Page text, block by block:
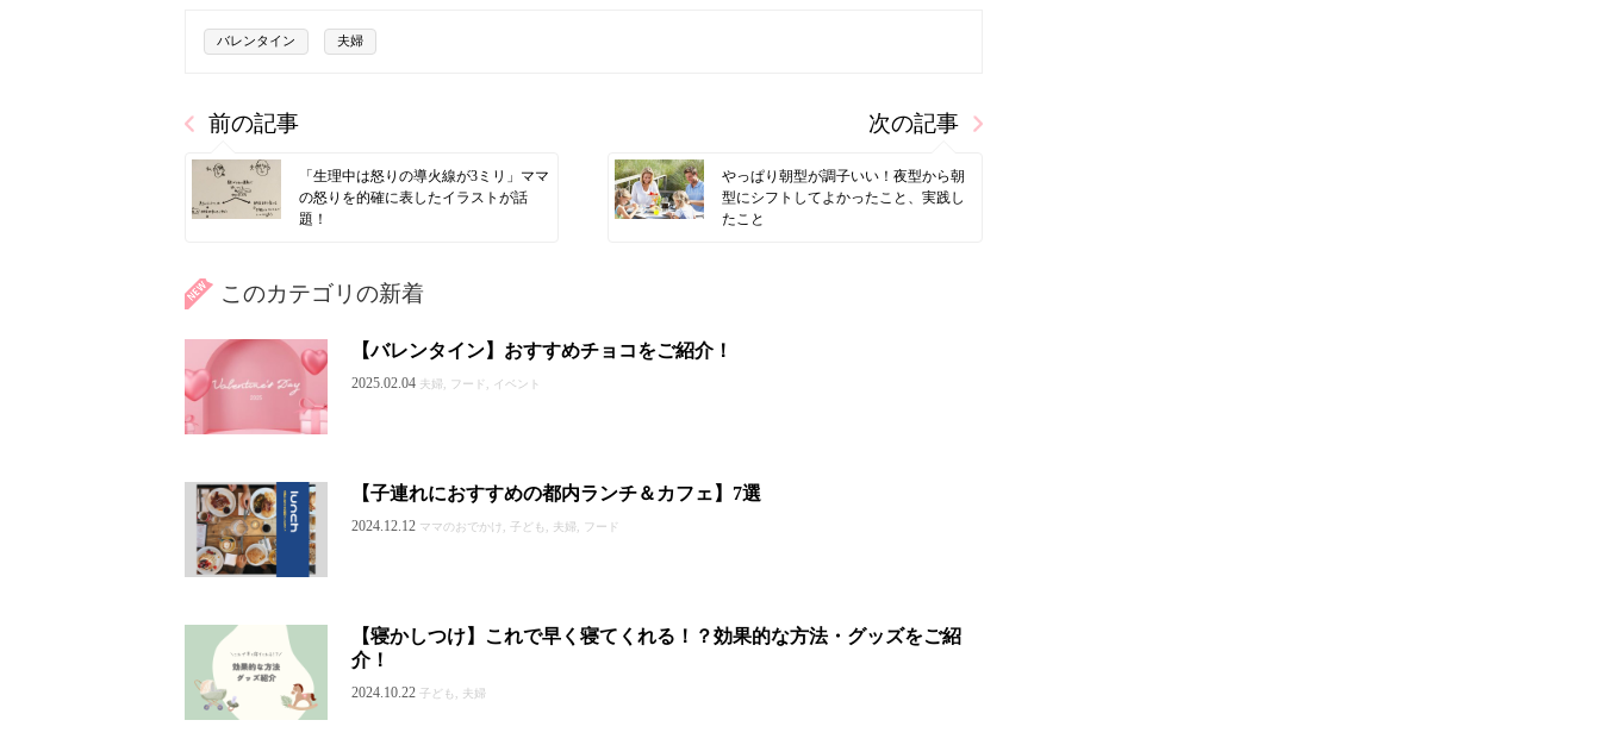
バレンタイン 夫婦
前の記事
「生理中は怒りの導火線が3ミリ」ママ
の怒りを的確に表したイラストが話
題！
次の記事
やっぱり朝型が調子いい！夜型から朝
型にシフトしてよかったこと、実践し
たこと
このカテゴリの新着
【バレンタイン】おすすめチョコをご紹介！
2025.02.04 夫婦, フード, イベント
【子連れにおすすめの都内ランチ＆カフェ】7選
2024.12.12 ママのおでかけ, 子ども, 夫婦, フード
【寝かしつけ】これで早く寝てくれる！？効果的な方法・グッズをご紹
介！
2024.10.22 子ども, 夫婦